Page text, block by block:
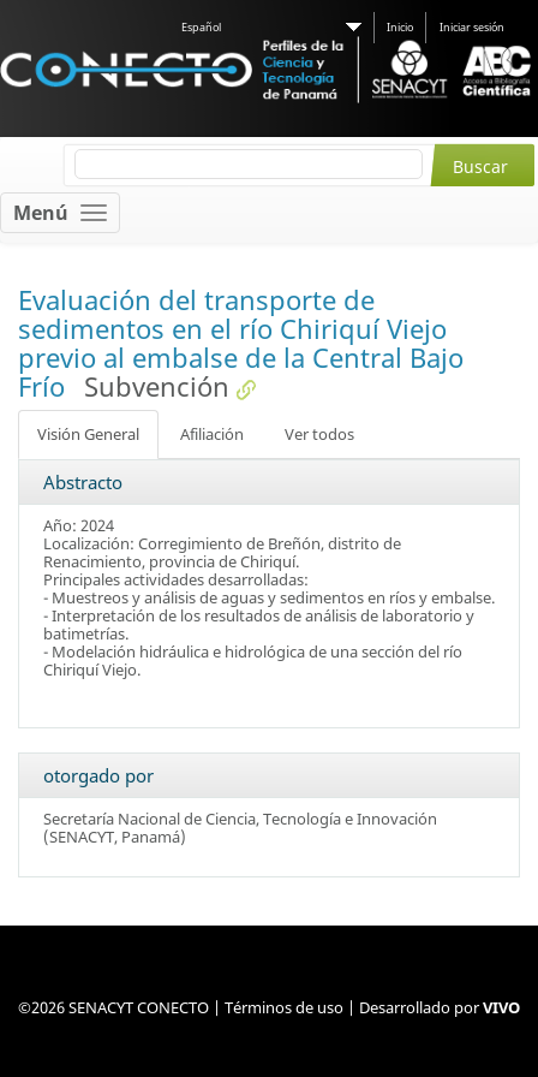
Español Inicio Iniciar sesión
Menú
Evaluación del transporte de
sedimentos en el río Chiriquí Viejo
previo al embalse de la Central Bajo
Frío Subvención
Visión General Afiliación Ver todos
Abstracto
Año: 2024
Localización: Corregimiento de Breñón, distrito de
Renacimiento, provincia de Chiriquí.
Principales actividades desarrolladas:
- Muestreos y análisis de aguas y sedimentos en ríos y embalse.
- Interpretación de los resultados de análisis de laboratorio y
batimetrías.
- Modelación hidráulica e hidrológica de una sección del río
Chiriquí Viejo.
otorgado por
Secretaría Nacional de Ciencia, Tecnología e Innovación
(SENACYT, Panamá)
©2026 SENACYT CONECTO | Términos de uso | Desarrollado porVIVO